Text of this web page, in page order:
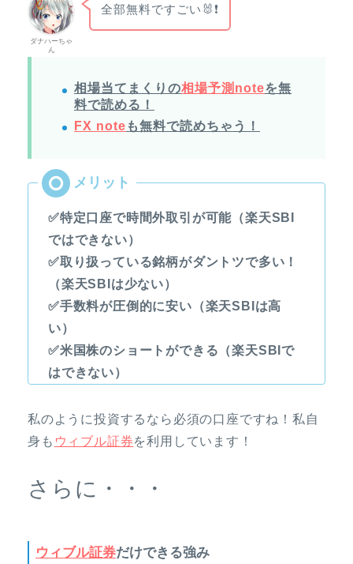
ダナハーちゃ
ん
全部無料ですごい🐰❗
相場当てまくりの相場予測noteを無
料で読める！
FX note も無料で読めちゃう！
✅特定口座で時間外取引が可能（楽天SBI
ではできない）
✅取り扱っている銘柄がダントツで多い！
（楽天SBIは少ない）
✅手数料が圧倒的に安い（楽天SBIは高
い）
✅米国株のショートができる（楽天SBIで
はできない）
私のように投資するなら必須の口座ですね！私自
身も ウィブル証券を利用しています！
さらに・・・
ウィブル証券だけできる強み